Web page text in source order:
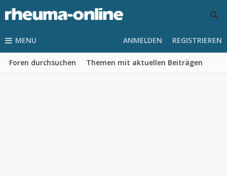
MENU
Foren durchsuchen Themen mit aktuellen Beiträgen
ANMELDEN REGISTRIEREN